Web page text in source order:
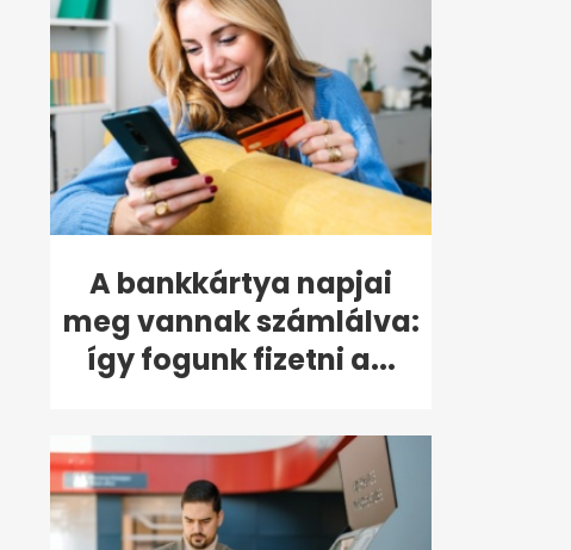
A bankkártya napjai
meg vannak számlálva:
így fogunk fizetni a...